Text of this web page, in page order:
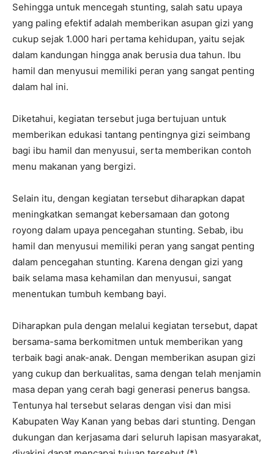
Sehingga untuk mencegah stunting, salah satu upaya
yang paling efektif adalah memberikan asupan gizi yang
cukup sejak 1.000 hari pertama kehidupan, yaitu sejak
dalam kandungan hingga anak berusia dua tahun. Ibu
hamil dan menyusui memiliki peran yang sangat penting
dalam hal ini.
Diketahui, kegiatan tersebut juga bertujuan untuk
memberikan edukasi tantang pentingnya gizi seimbang
bagi ibu hamil dan menyusui, serta memberikan contoh
menu makanan yang bergizi.
Selain itu, dengan kegiatan tersebut diharapkan dapat
meningkatkan semangat kebersamaan dan gotong
royong dalam upaya pencegahan stunting. Sebab, ibu
hamil dan menyusui memiliki peran yang sangat penting
dalam pencegahan stunting. Karena dengan gizi yang
baik selama masa kehamilan dan menyusui, sangat
menentukan tumbuh kembang bayi.
Diharapkan pula dengan melalui kegiatan tersebut, dapat
bersama-sama berkomitmen untuk memberikan yang
terbaik bagi anak-anak. Dengan memberikan asupan gizi
yang cukup dan berkualitas, sama dengan telah menjamin
masa depan yang cerah bagi generasi penerus bangsa.
Tentunya hal tersebut selaras dengan visi dan misi
Kabupaten Way Kanan yang bebas dari stunting. Dengan
dukungan dan kerjasama dari seluruh lapisan masyarakat,